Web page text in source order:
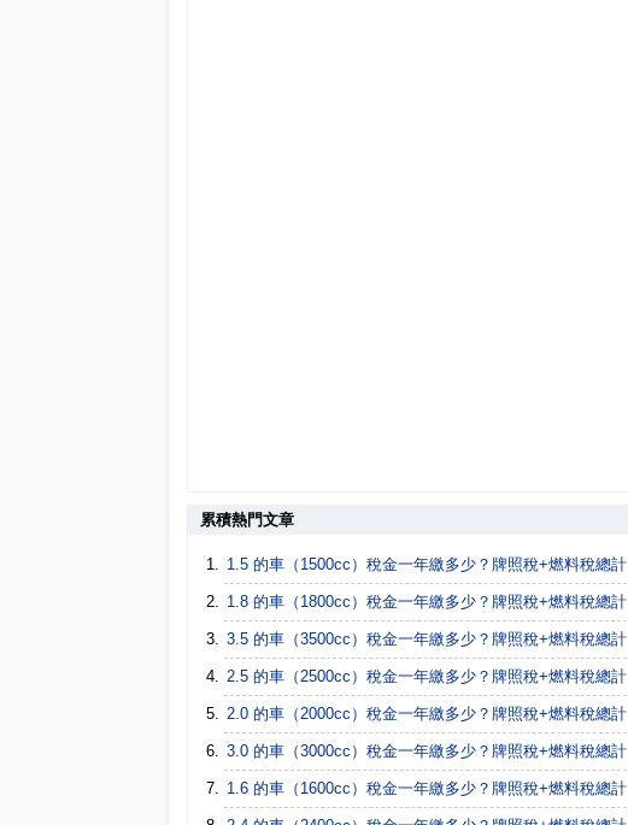
累積熱門文章
1.5 的車（1500cc）稅金一年繳多少？牌照稅+燃料稅總計
1.8 的車（1800cc）稅金一年繳多少？牌照稅+燃料稅總計
3.5 的車（3500cc）稅金一年繳多少？牌照稅+燃料稅總計
2.5 的車（2500cc）稅金一年繳多少？牌照稅+燃料稅總計
2.0 的車（2000cc）稅金一年繳多少？牌照稅+燃料稅總計
3.0 的車（3000cc）稅金一年繳多少？牌照稅+燃料稅總計
1.6 的車（1600cc）稅金一年繳多少？牌照稅+燃料稅總計